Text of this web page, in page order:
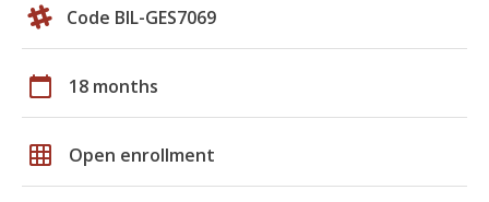
Code BIL-GES7069
calendar_today 18 months
grid_on Open enrollment